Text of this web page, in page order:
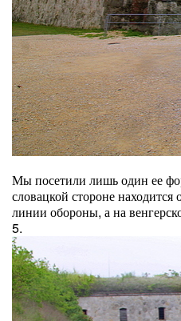
Мы посетили лишь один ее
словацкой стороне находится
линии обороны, а на
5.